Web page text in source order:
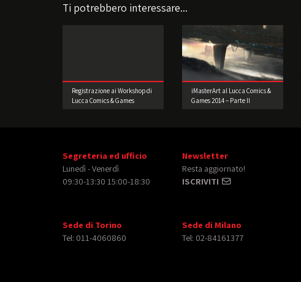
Ti potrebbero interessare...
Registrazione ai Workshop di
Lucca Comics & Games
iMasterArt al Lucca Comics &
Games 2014 – Parte II
Segreteria ed ufficio
Lunedì - Venerdì
09:30-13:30 15:00-18:30
Newsletter
Resta aggiornato!
ISCRIVITI
Sede di Torino
Tel: 011-4060860
Sede di Milano
Tel: 02-84161377